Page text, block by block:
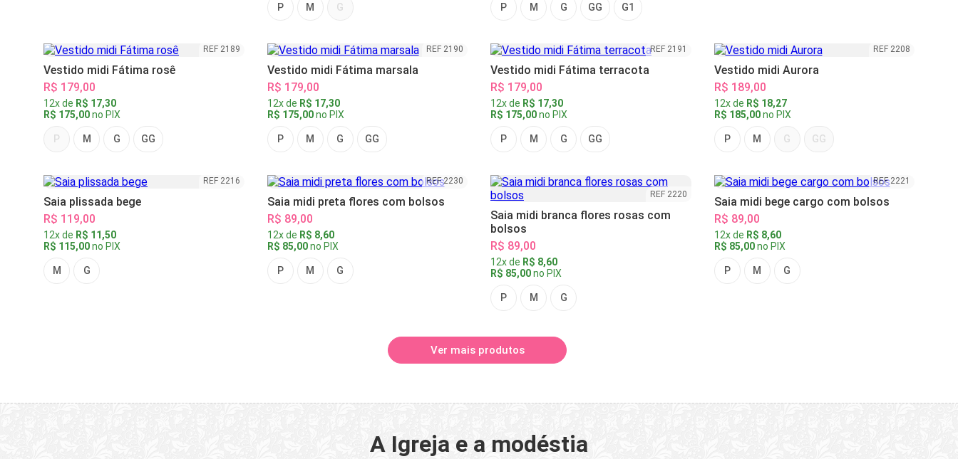
P M G P M G GG G1
REF 2189
Vestido midi Fátima rosê
R$ 179,00
12x de R$ 17,30
R$ 175,00no PIX
P M G GG
REF 2190
Vestido midi Fátima marsala
R$ 179,00
12x de R$ 17,30
R$ 175,00no PIX
P M G GG
REF 2191
Vestido midi Fátima terracota
R$ 179,00
12x de R$ 17,30
R$ 175,00no PIX
P M G GG
REF 2208
Vestido midi Aurora
R$ 189,00
12x de R$ 18,27
R$ 185,00no PIX
P M G GG
REF 2216
Saia plissada bege
R$ 119,00
12x de R$ 11,50
R$ 115,00no PIX
M G
REF 2230
Saia midi preta flores com bolsos
R$ 89,00
12x de R$ 8,60
R$ 85,00no PIX
P M G
REF 2220
Saia midi branca flores rosas com
bolsos
R$ 89,00
12x de R$ 8,60
R$ 85,00no PIX
P M G
REF 2221
Saia midi bege cargo com bolsos
R$ 89,00
12x de R$ 8,60
R$ 85,00no PIX
P M G
Ver mais produtos
A Igreja e a modéstia